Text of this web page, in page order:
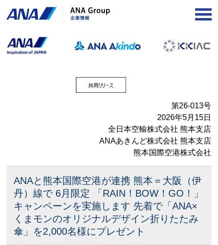
第26-013号
2026年5月15日
全日本空輸株式会社 熊本支店
ANAあきんど株式会社 熊本支店
熊本国際空港株式会社
ANAと熊本国際空港が連携 熊本＝大阪（伊
丹）線で 6月限定 「RAIN！BOW！GO！」
キャンペーンを実施します 先着で「ANA×
くまモンのオリジナルデザイン折りたたみ
傘」を2,000名様にプレゼント